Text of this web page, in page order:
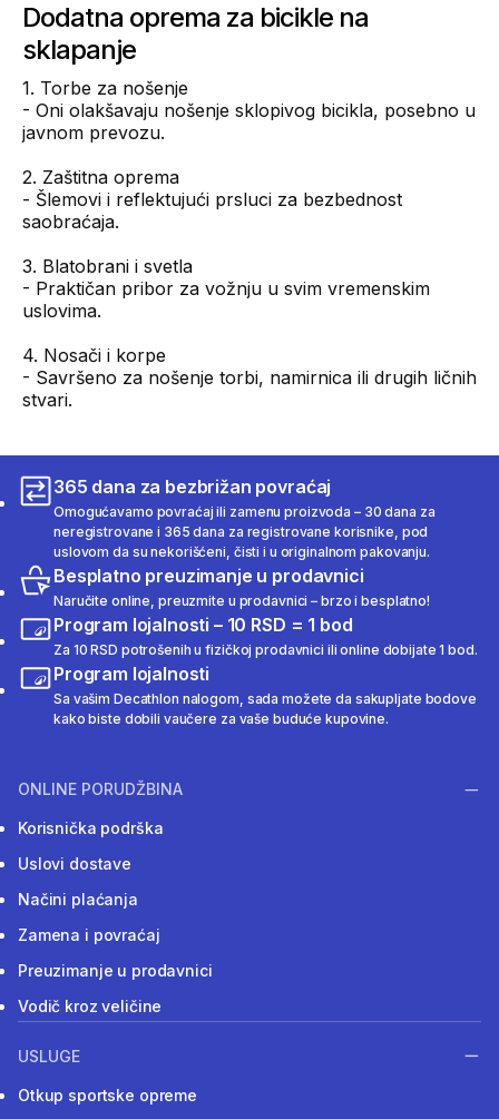
Dodatna oprema za bicikle na
sklapanje
1. Torbe za nošenje
- Oni olakšavaju nošenje sklopivog bicikla, posebno u
javnom prevozu.
2. Zaštitna oprema
- Šlemovi i reflektujući prsluci za bezbednost
saobraćaja.
3. Blatobrani i svetla
- Praktičan pribor za vožnju u svim vremenskim
uslovima.
4. Nosači i korpe
- Savršeno za nošenje torbi, namirnica ili drugih ličnih
stvari.
365 dana za bezbrižan povraćaj
Omogućavamo povraćaj ili zamenu proizvoda – 30 dana za
neregistrovane i 365 dana za registrovane korisnike, pod
uslovom da su nekorišćeni, čisti i u originalnom pakovanju.
Besplatno preuzimanje u prodavnici
Naručite online, preuzmite u prodavnici – brzo i besplatno!
Program lojalnosti – 10 RSD = 1 bod
Za 10 RSD potrošenih u fizičkoj prodavnici ili online dobijate 1 bod.
Program lojalnosti
Sa vašim Decathlon nalogom, sada možete da sakupljate bodove
kako biste dobili vaučere za vaše buduće kupovine.
ONLINE PORUDŽBINA
Korisnička podrška
Uslovi dostave
Načini plaćanja
Zamena i povraćaj
Preuzimanje u prodavnici
Vodič kroz veličine
USLUGE
Otkup sportske opreme